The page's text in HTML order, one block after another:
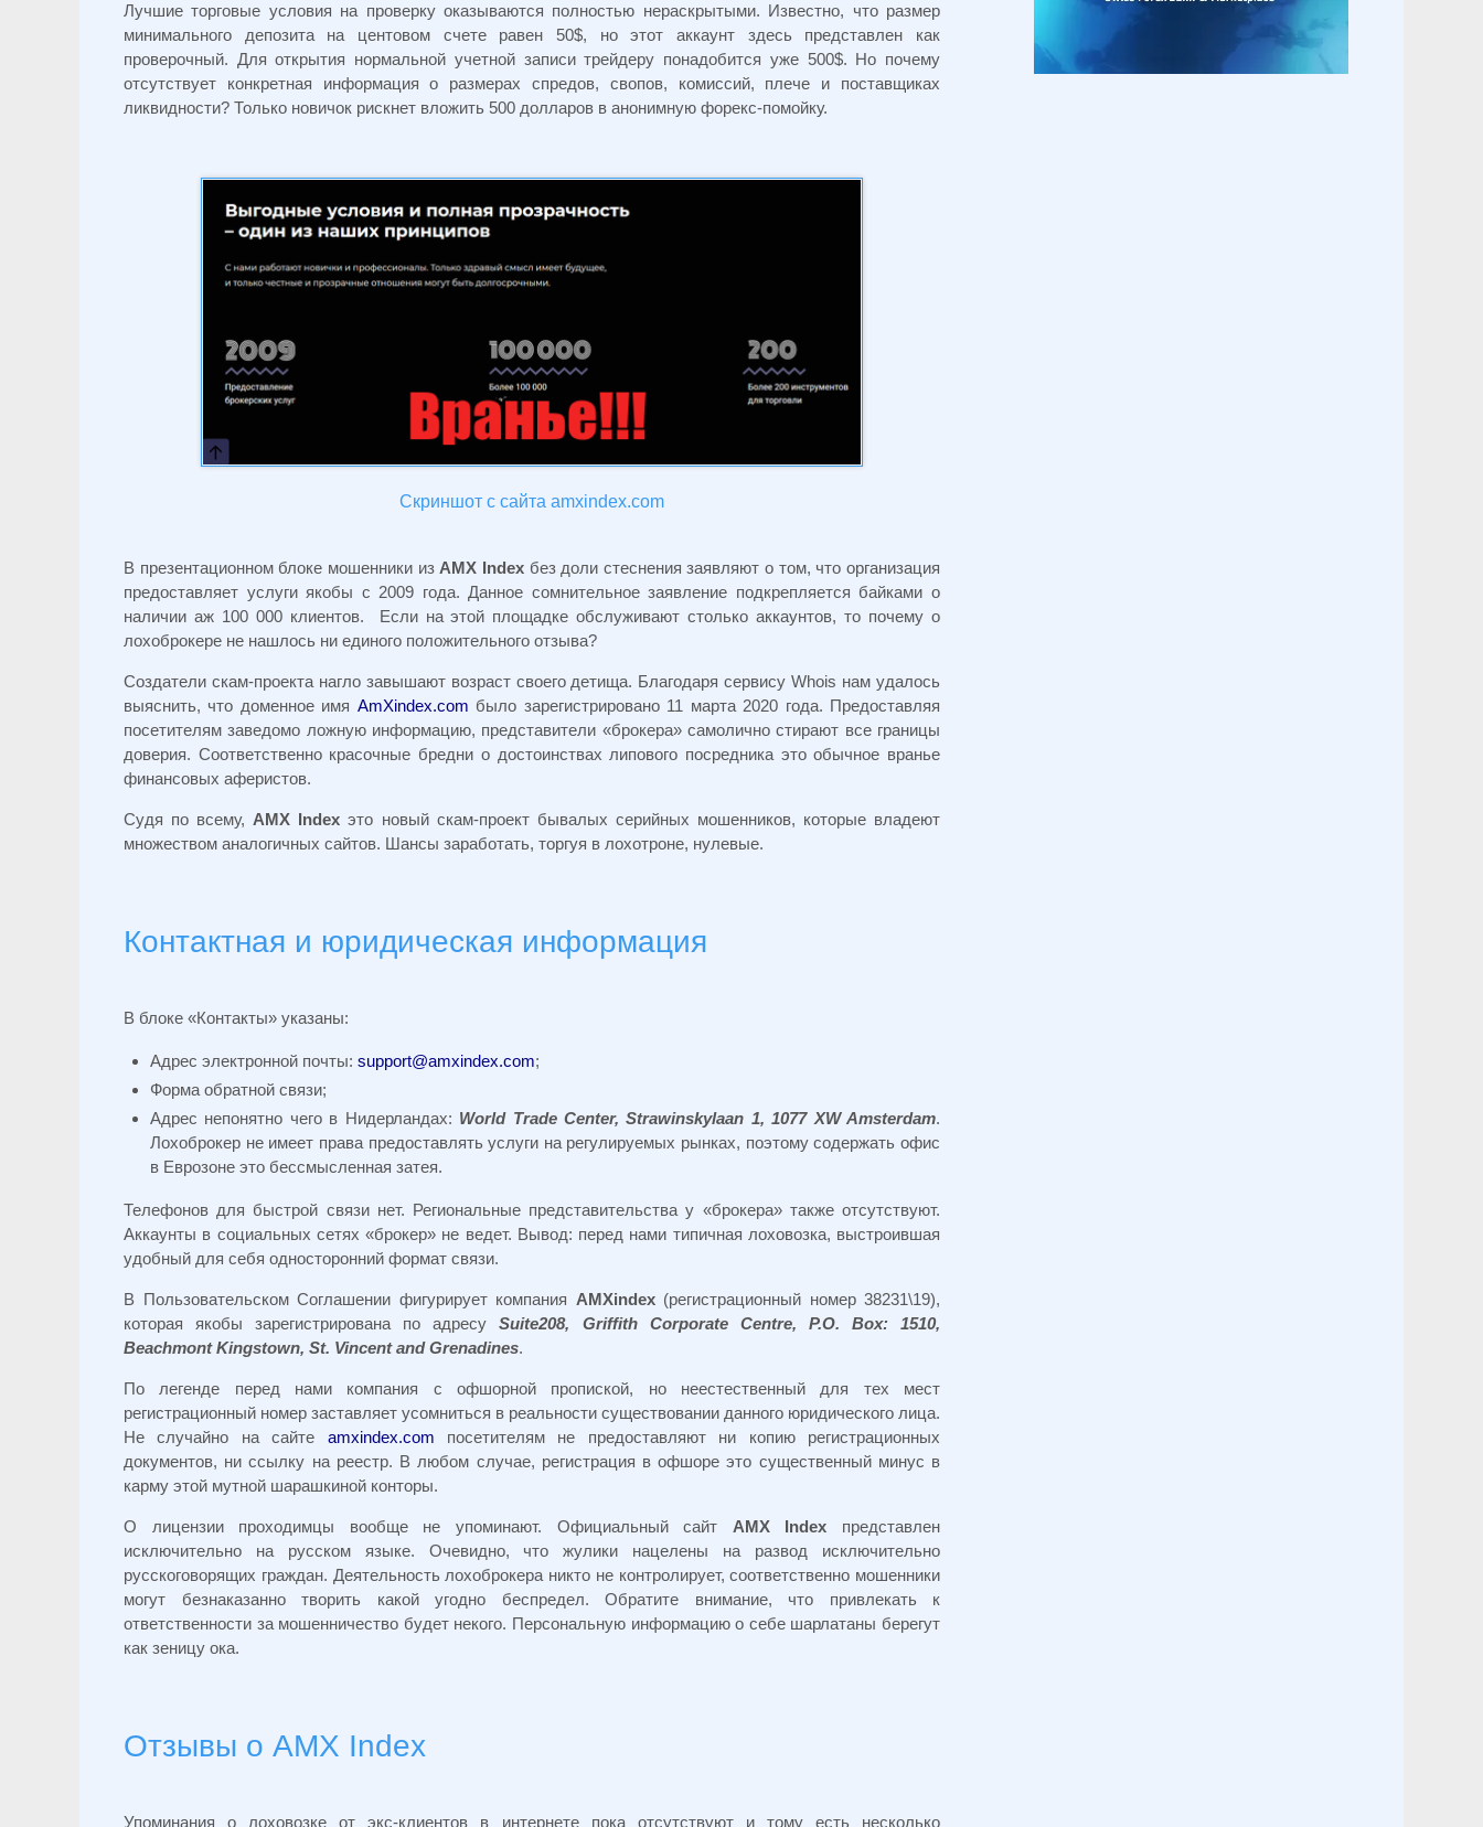
Лучшие торговые условия на проверку оказываются полностью нераскрытыми. Известно, что размер
минимального депозита на центовом счете равен 50$, но этот аккаунт здесь представлен как
проверочный. Для открытия нормальной учетной записи трейдеру понадобится уже 500$. Но почему
отсутствует конкретная информация о размерах спредов, свопов, комиссий, плече и поставщиках
ликвидности? Только новичок рискнет вложить 500 долларов в анонимную форекс-помойку.
Скриншот с сайта amxindex.com
В презентационном блоке мошенники изAMX Indexбез доли стеснения заявляют о том, что организация
предоставляет услуги якобы с 2009 года. Данное сомнительное заявление подкрепляется байками о
наличии аж 100 000 клиентов. Если на этой площадке обслуживают столько аккаунтов, то почему о
лохоброкере не нашлось ни единого положительного отзыва?
Создатели скам-проекта нагло завышают возраст своего детища. Благодаря сервису Whois нам удалось
выяснить, что доменное имя AmXindex.com было зарегистрировано 11 марта 2020 года. Предоставляя
посетителям заведомо ложную информацию, представители «брокера» самолично стирают все границы
доверия. Соответственно красочные бредни о достоинствах липового посредника это обычное вранье
финансовых аферистов.
Судя по всему,AMX Index это новый скам-проект бывалых серийных мошенников, которые владеют
множеством аналогичных сайтов. Шансы заработать, торгуя в лохотроне, нулевые.
Контактная и юридическая информация
В блоке «Контакты» указаны:
Адрес электронной почты: support@amxindex.com;
Форма обратной связи;
Адрес непонятно чего в Нидерландах: World Trade Center, Strawinskylaan 1, 1077 XW Amsterdam.
Лохоброкер не имеет права предоставлять услуги на регулируемых рынках, поэтому содержать офис
в Еврозоне это бессмысленная затея.
Телефонов для быстрой связи нет. Региональные представительства у «брокера» также отсутствуют.
Аккаунты в социальных сетях «брокер» не ведет. Вывод: перед нами типичная лоховозка, выстроившая
удобный для себя односторонний формат связи.
В Пользовательском Соглашении фигурирует компания AMXindex(регистрационный номер 38231\19),
которая якобы зарегистрирована по адресуSuite208, Griffith Corporate Centre, P.O. Box: 1510,
Beachmont Kingstown, St. Vincent and Grenadines.
По легенде перед нами компания с офшорной пропиской, но неестественный для тех мест
регистрационный номер заставляет усомниться в реальности существовании данного юридического лица.
Не случайно на сайте amxindex.com посетителям не предоставляют ни копию регистрационных
документов, ни ссылку на реестр. В любом случае, регистрация в офшоре это существенный минус в
карму этой мутной шарашкиной конторы.
О лицензии проходимцы вообще не упоминают. Официальный сайт AMX Index представлен
исключительно на русском языке. Очевидно, что жулики нацелены на развод исключительно
русскоговорящих граждан. Деятельность лохоброкера никто не контролирует, соответственно мошенники
могут безнаказанно творить какой угодно беспредел. Обратите внимание, что привлекать к
ответственности за мошенничество будет некого. Персональную информацию о себе шарлатаны берегут
как зеницу ока.
Отзывы о AMX Index
Упоминания о лоховозке от экс-клиентов в интернете пока отсутствуют и тому есть несколько